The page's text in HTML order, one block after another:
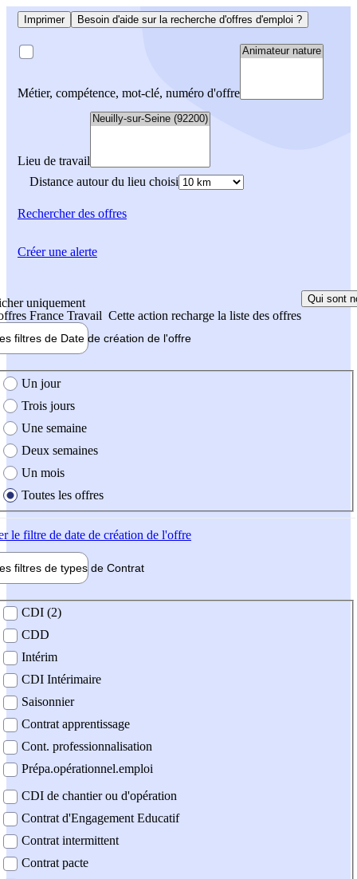
Imprimer Besoin d'aide sur la recherche d'offres d'emploi ?
Métier, compétence, mot-clé, numéro d'offre
Lieu de travail
Distance autour du lieu choisi
Rechercherdes offres
uniquement
France Travail Cette action recharge la liste des offres
Qui sont
filtres de Date de création de l'offre
création de l'offre
Un jour
Trois jours
Une semaine
Deux semaines
Un mois
Toutes les offres
le filtre de date de création de l'offre
filtres de types de Contrat
contrat
CDI (2)
CDD
Intérim
CDI Intérimaire
Saisonnier
Contrat apprentissage
Cont. professionnalisation
Prépa.opérationnel.emploi
CDI de chantier ou d'opération
Contrat d'Engagement Educatif
Contrat intermittent
Contrat pacte
Créer une alerte